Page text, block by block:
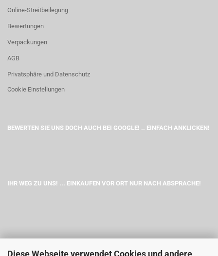
Diese Webseite verwendet Cookies und andere
Online-Streitbeilegung
Bewertungen
Verpackungen
AGB
Privatsphäre und Datenschutz
Cookie Einstellungen
BEWERTEN SIE UNS DOCH AUCH BEI GOOGLE! .. EINFACH ANKLICKEN!
IHR WEG ZU UNS! ... EINKAUFEN VOR ORT NUR NACH ABSPRACHE!